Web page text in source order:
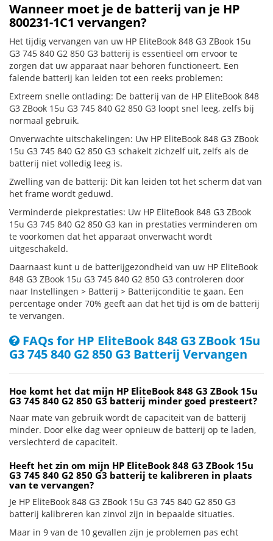
Wanneer moet je de batterij van je HP
800231-1C1 vervangen?
Het tijdig vervangen van uw HP EliteBook 848 G3 ZBook 15u
G3 745 840 G2 850 G3 batterij is essentieel om ervoor te
zorgen dat uw apparaat naar behoren functioneert. Een
falende batterij kan leiden tot een reeks problemen:
Extreem snelle ontlading: De batterij van de HP EliteBook 848
G3 ZBook 15u G3 745 840 G2 850 G3 loopt snel leeg, zelfs bij
normaal gebruik.
Onverwachte uitschakelingen: Uw HP EliteBook 848 G3 ZBook
15u G3 745 840 G2 850 G3 schakelt zichzelf uit, zelfs als de
batterij niet volledig leeg is.
Zwelling van de batterij: Dit kan leiden tot het scherm dat van
het frame wordt geduwd.
Verminderde piekprestaties: Uw HP EliteBook 848 G3 ZBook
15u G3 745 840 G2 850 G3 kan in prestaties verminderen om
te voorkomen dat het apparaat onverwacht wordt
uitgeschakeld.
Daarnaast kunt u de batterijgezondheid van uw HP EliteBook
848 G3 ZBook 15u G3 745 840 G2 850 G3 controleren door
naar Instellingen > Batterij > Batterijconditie te gaan. Een
percentage onder 70% geeft aan dat het tijd is om de batterij
te vervangen.
FAQs for HP EliteBook 848 G3 ZBook 15u
G3 745 840 G2 850 G3 Batterij Vervangen
Hoe komt het dat mijn HP EliteBook 848 G3 ZBook 15u
G3 745 840 G2 850 G3 batterij minder goed presteert?
Naar mate van gebruik wordt de capaciteit van de batterij
minder. Door elke dag weer opnieuw de batterij op te laden,
verslechterd de capaciteit.
Heeft het zin om mijn HP EliteBook 848 G3 ZBook 15u
G3 745 840 G2 850 G3 batterij te kalibreren in plaats
van te vervangen?
Je HP EliteBook 848 G3 ZBook 15u G3 745 840 G2 850 G3
batterij kalibreren kan zinvol zijn in bepaalde situaties.
Maar in 9 van de 10 gevallen zijn je problemen pas echt